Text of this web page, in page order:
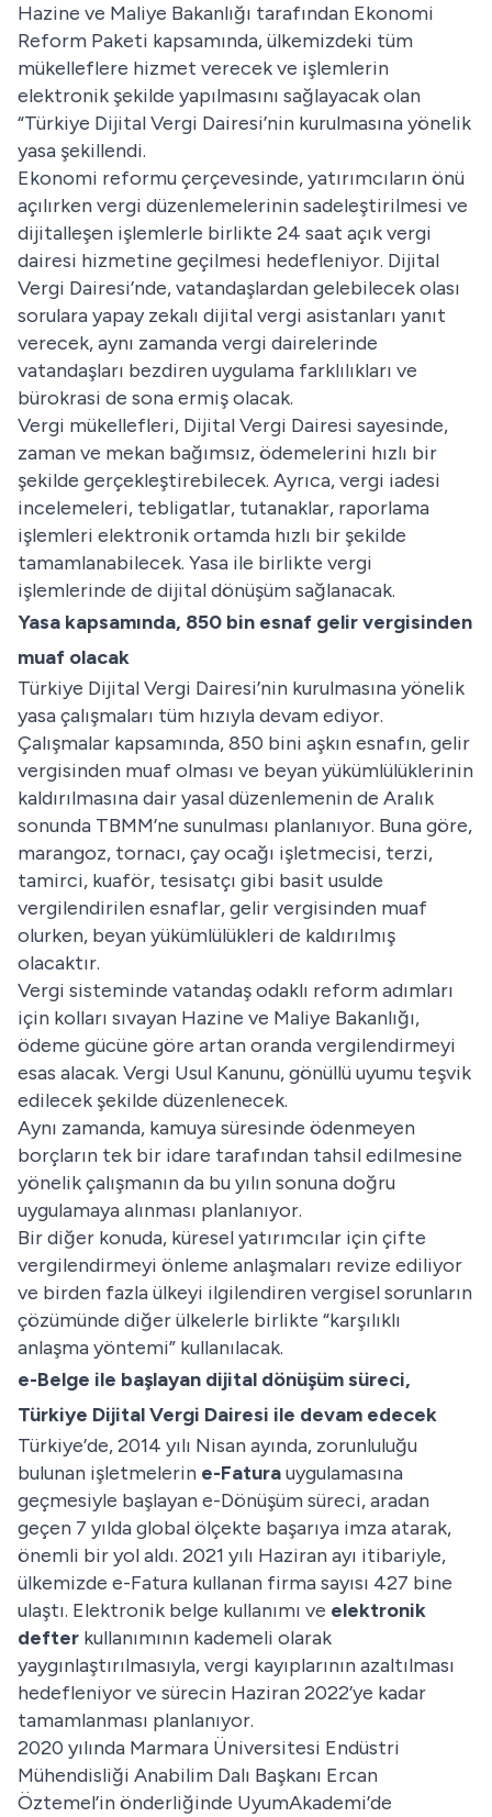
Hazine ve Maliye Bakanlığı tarafından Ekonomi
Reform Paketi kapsamında, ülkemizdeki tüm
mükelleflere hizmet verecek ve işlemlerin
elektronik şekilde yapılmasını sağlayacak olan
“Türkiye Dijital Vergi Dairesi’nin kurulmasına yönelik
yasa şekillendi.
Ekonomi reformu çerçevesinde, yatırımcıların önü
açılırken vergi düzenlemelerinin sadeleştirilmesi ve
dijitalleşen işlemlerle birlikte 24 saat açık vergi
dairesi hizmetine geçilmesi hedefleniyor. Dijital
Vergi Dairesi’nde, vatandaşlardan gelebilecek olası
sorulara yapay zekalı dijital vergi asistanları yanıt
verecek, aynı zamanda vergi dairelerinde
vatandaşları bezdiren uygulama farklılıkları ve
bürokrasi de sona ermiş olacak.
Vergi mükellefleri, Dijital Vergi Dairesi sayesinde,
zaman ve mekan bağımsız, ödemelerini hızlı bir
şekilde gerçekleştirebilecek. Ayrıca, vergi iadesi
incelemeleri, tebligatlar, tutanaklar, raporlama
işlemleri elektronik ortamda hızlı bir şekilde
tamamlanabilecek. Yasa ile birlikte vergi
işlemlerinde de dijital dönüşüm sağlanacak.
Yasa kapsamında, 850 bin esnaf gelir vergisinden
muaf olacak
Türkiye Dijital Vergi Dairesi’nin kurulmasına yönelik
yasa çalışmaları tüm hızıyla devam ediyor.
Çalışmalar kapsamında, 850 bini aşkın esnafın, gelir
vergisinden muaf olması ve beyan yükümlülüklerinin
kaldırılmasına dair yasal düzenlemenin de Aralık
sonunda TBMM’ne sunulması planlanıyor. Buna göre,
marangoz, tornacı, çay ocağı işletmecisi, terzi,
tamirci, kuaför, tesisatçı gibi basit usulde
vergilendirilen esnaflar, gelir vergisinden muaf
olurken, beyan yükümlülükleri de kaldırılmış
olacaktır.
Vergi sisteminde vatandaş odaklı reform adımları
için kolları sıvayan Hazine ve Maliye Bakanlığı,
ödeme gücüne göre artan oranda vergilendirmeyi
esas alacak. Vergi Usul Kanunu, gönüllü uyumu teşvik
edilecek şekilde düzenlenecek.
Aynı zamanda, kamuya süresinde ödenmeyen
borçların tek bir idare tarafından tahsil edilmesine
yönelik çalışmanın da bu yılın sonuna doğru
uygulamaya alınması planlanıyor.
Bir diğer konuda, küresel yatırımcılar için çifte
vergilendirmeyi önleme anlaşmaları revize ediliyor
ve birden fazla ülkeyi ilgilendiren vergisel sorunların
çözümünde diğer ülkelerle birlikte “karşılıklı
anlaşma yöntemi” kullanılacak.
e-Belge ile başlayan dijital dönüşüm süreci,
Türkiye Dijital Vergi Dairesi ile devam edecek
Türkiye’de, 2014 yılı Nisan ayında, zorunluluğu
bulunan işletmelerin e-Faturauygulamasına
geçmesiyle başlayan e-Dönüşüm süreci, aradan
geçen 7 yılda global ölçekte başarıya imza atarak,
önemli bir yol aldı. 2021 yılı Haziran ayı itibariyle,
ülkemizde e-Fatura kullanan firma sayısı 427 bine
ulaştı. Elektronik belge kullanımı ve elektronik
defter kullanımının kademeli olarak
yaygınlaştırılmasıyla, vergi kayıplarının azaltılması
hedefleniyor ve sürecin Haziran 2022’ye kadar
tamamlanması planlanıyor.
2020 yılında Marmara Üniversitesi Endüstri
Mühendisliği Anabilim Dalı Başkanı Ercan
Öztemel’in önderliğinde UyumAkademi’de